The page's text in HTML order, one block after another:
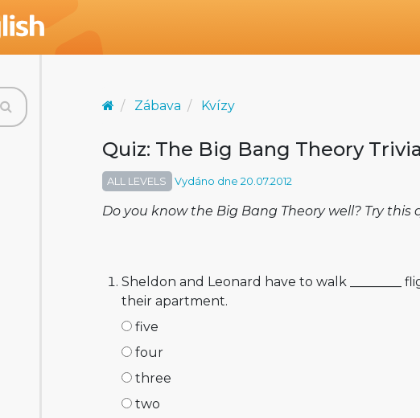
Zábava Kvízy
Quiz: The Big Bang Theory
ALL LEVELS Vydáno dne 20.07.2012
Do you know the Big Bang Theory well? Try this
Sheldon and Leonard have to walk ________
their apartment.
five
four
three
two